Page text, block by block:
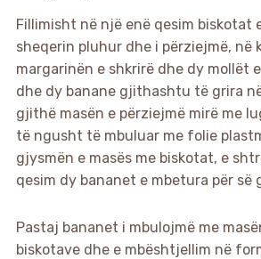
Fillimisht në një enë qesim biskotat
sheqerin pluhur dhe i përziejmë, në
margarinën e shkrirë dhe dy mollët
dhe dy banane gjithashtu të grira
gjithë masën e përziejmë mirë me
të ngusht të mbuluar me folie
gjysmën e masës me biskotat, e
qesim dy bananet e mbetura për së
Pastaj bananet i mbulojmë me
biskotave dhe e mbështjellim në